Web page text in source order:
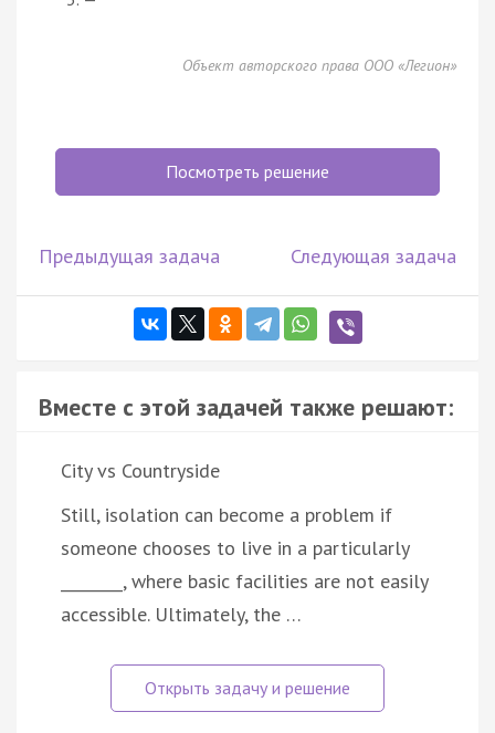
Объект авторского права ООО «Легион»
Посмотреть решение
Предыдущая задача Следующая задача
Вместе с этой задачей также решают:
City vs Countryside
Still, isolation can become a problem if
someone chooses to live in a particularly
________, where basic facilities are not easily
accessible. Ultimately, the …